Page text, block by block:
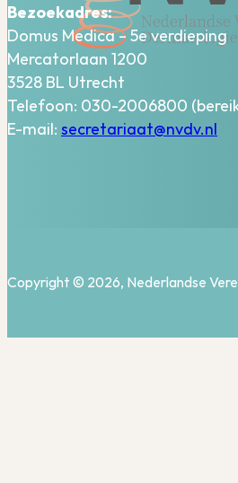
Bezoekadres:
Domus Medica – 5e verdieping
Mercatorlaan 1200
3528 BL Utrecht
Telefoon: 030-2006800
E-mail: secretariaat@nvdv.nl
Copyright © 2026, Nederlandse